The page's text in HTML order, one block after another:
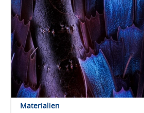
Materialien